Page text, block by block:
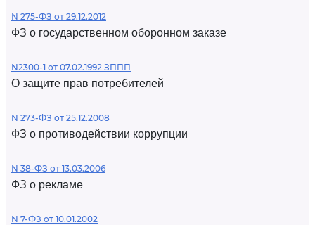
N 275-ФЗ от 29.12.2012
ФЗ о государственном оборонном заказе
N2300-1 от 07.02.1992 ЗППП
О защите прав потребителей
N 273-ФЗ от 25.12.2008
ФЗ о противодействии коррупции
N 38-ФЗ от 13.03.2006
ФЗ о рекламе
N 7-ФЗ от 10.01.2002